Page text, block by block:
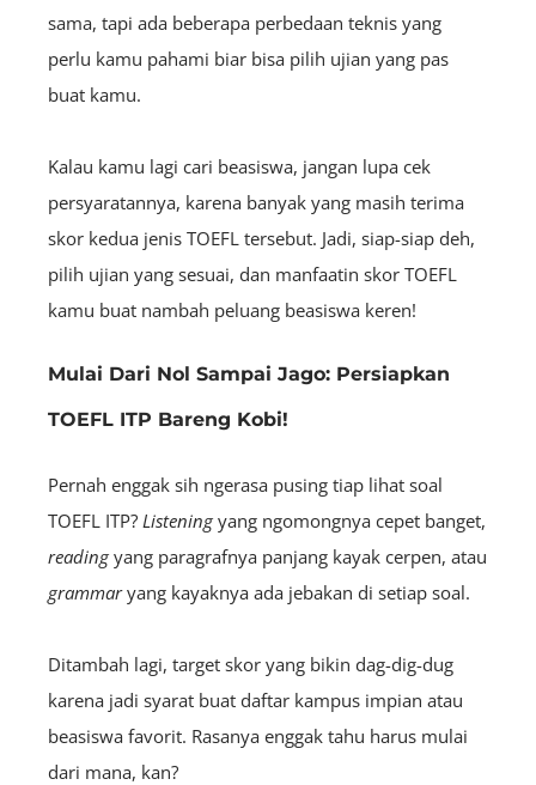
sama, tapi ada beberapa perbedaan teknis yang
perlu kamu pahami biar bisa pilih ujian yang pas
buat kamu.
Kalau kamu lagi cari beasiswa, jangan lupa cek
persyaratannya, karena banyak yang masih terima
skor kedua jenis TOEFL tersebut. Jadi, siap-siap deh,
pilih ujian yang sesuai, dan manfaatin skor TOEFL
kamu buat nambah peluang beasiswa keren!
Mulai Dari Nol Sampai Jago: Persiapkan
TOEFL ITP Bareng Kobi!
Pernah enggak sih ngerasa pusing tiap lihat soal
TOEFL ITP? Listeningyang ngomongnya cepet banget,
readingyang paragrafnya panjang kayak cerpen, atau
grammaryang kayaknya ada jebakan di setiap soal.
Ditambah lagi, target skor yang bikin dag-dig-dug
karena jadi syarat buat daftar kampus impian atau
beasiswa favorit. Rasanya enggak tahu harus mulai
dari mana, kan?